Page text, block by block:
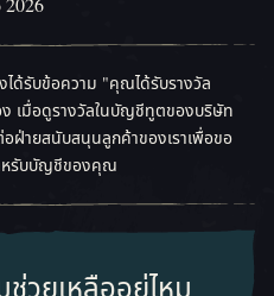
ด้รับข้อความ "คุณได้รับรางวัล
เมื่อดูรางวัลในบัญชีทูตของบริษัท
ายสนับสนุนลูกค้าของเราเพื่อขอ
หรับบัญชีของคุณ